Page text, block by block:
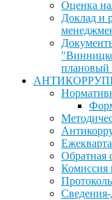
Оценка
Доклад и
плановый
Обратная
Комиссия